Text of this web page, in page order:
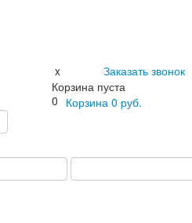
Заказать звонок
x
Корзина пуста
0 Корзина 0 руб.